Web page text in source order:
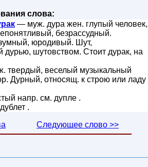
слова:
— муж. дура жен. глупый человек,
безрассудный.
юродивый. Шут,
шутовством. Стоит дурак, на
твердый, веселый музыкальный
Дурный, относящ. к строю или ладу
напр. см. дупле .
.
Следующее слово >>